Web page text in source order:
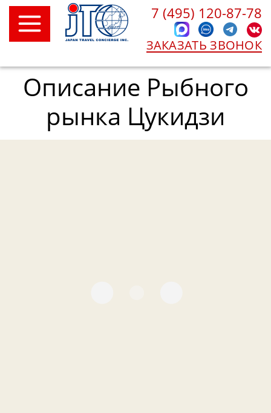
7 (495) 120-87-78
ЗАКАЗАТЬ ЗВОНОК
Описание Рыбного
рынка Цукидзи